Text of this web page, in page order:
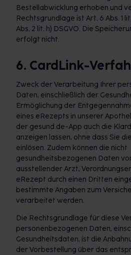
Bestellabwicklung erhoben und
Rechtsgrundlage ist Art. 6 Abs. 1
Abs. 2 lit. h) DSGVO. Die
erfolgt nicht.
6. CardLink-
Zweck der Verarbeitung Ihrer
Daten, einschließlich der
Ermöglichung der
eines eRezepts in unserer
der gesund.de-App auch die
anzeigen lassen, ohne dass Sie
einlösen. Zudem können die nicht
gesundheitsbezogenen Daten
ausstellender Arzt,
eRezept durch einen Dritten
bestimmte Angaben zum
verarbeitet werden.
Die Rechtsgrundlage für diese
personenbezogenen Daten,
Gesundheitsdaten, ist die
der Vorbestellung über das